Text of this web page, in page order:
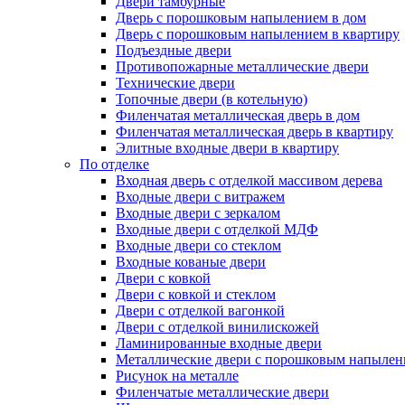
Дверь с порошковым напылением в дом
Дверь с порошковым напылением в квартиру
Подъездные двери
Противопожарные металлические двери
Технические двери
Топочные двери (в котельную)
Филенчатая металлическая дверь в дом
Филенчатая металлическая дверь в квартиру
Элитные входные двери в квартиру
По отделке
Входная дверь с отделкой массивом дерева
Входные двери с витражем
Входные двери с зеркалом
Входные двери с отделкой МДФ
Входные двери со стеклом
Входные кованые двери
Двери с ковкой
Двери с ковкой и стеклом
Двери с отделкой вагонкой
Двери с отделкой винилискожей
Ламинированные входные двери
Металлические двери с порошковым
Рисунок на металле
Филенчатые металлические двери